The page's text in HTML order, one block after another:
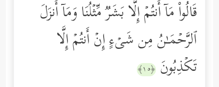
قَالُواْ مَاۤ أَنتُمۡ إِلَّا بَشَرࣱ مِّثۡلُنَا وَمَاۤ أَنزَلَ
ٱلرَّحۡمَـٰنُ مِن شَیۡءٍ إِنۡ أَنتُمۡ إِلَّا
تَكۡذِبُونَ ﴿١٥﴾